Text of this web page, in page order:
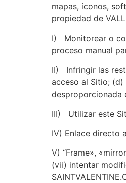
mapas, íconos,
propiedad de
I) Monitorear o
proceso manual
II) Infringir las
acceso al Sitio;
desproporcionada
III) Utilizar este
IV) Enlace directo
V) “Frame»,
(vii) intentar